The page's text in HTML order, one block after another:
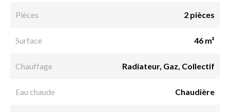
Pièces 2 pièces
Surface 46 m²
Chauffage Radiateur, Gaz, Collectif
Eau chaude Chaudière